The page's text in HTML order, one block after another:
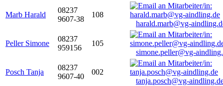
Marb Harald
08237
9607-38
108
harald.marb@vg-
Peller Simone
08237
959156
105
simone.peller@vg-
Posch Tanja
08237
9607-40
002
tanja.posch@vg-